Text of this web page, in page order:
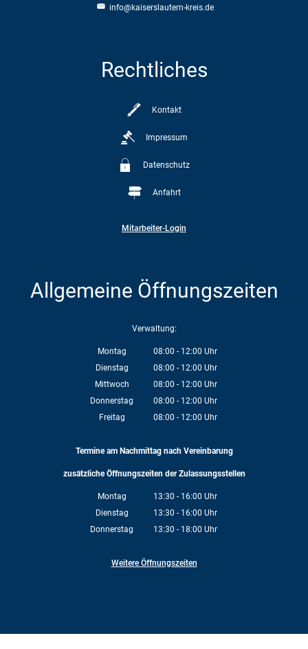
info@kaiserslautern-kreis.de
Rechtliches
Kontakt
Impressum
Datenschutz
Anfahrt
Mitarbeiter-Login
Allgemeine Öffnungszeiten
Verwaltung:
Montag 08:00 - 12:00 Uhr
Von 08:00 bis 12:00 Uhr
Dienstag 08:00 - 12:00 Uhr
Von 08:00 bis 12:00 Uhr
Mittwoch 08:00 - 12:00 Uhr
Von 08:00 bis 12:00 Uhr
Donnerstag 08:00 - 12:00 Uhr
Von 08:00 bis 12:00 Uhr
Freitag 08:00 - 12:00 Uhr
Termine am Nachmittag nach Vereinbarung
zusätzliche Öffnungszeiten der Zulassungsstellen
Montag 13:30 - 16:00 Uhr
Von 13:30 bis 16:00 Uhr
Dienstag 13:30 - 16:00 Uhr
Von 13:30 bis 16:00 Uhr
Donnerstag 13:30 - 18:00 Uhr
Weitere Öffnungszeiten